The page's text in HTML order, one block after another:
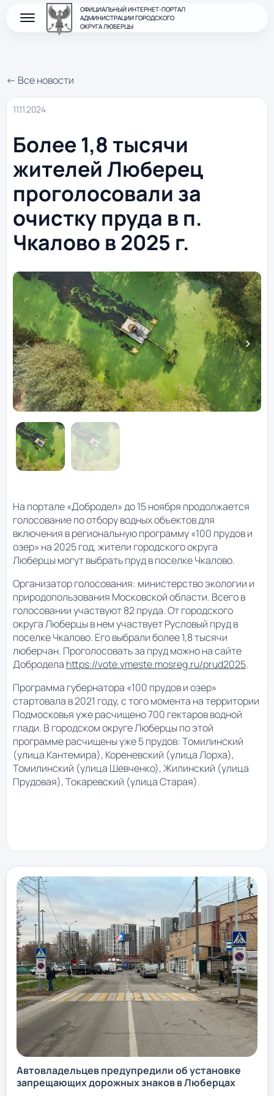
ОФИЦИАЛЬНЫЙ ИНТЕРНЕТ-ПОРТАЛ
АДМИНИСТРАЦИИ ГОРОДСКОГО
ОКРУГА ЛЮБЕРЦЫ
← Все новости
11.11.2024
Более 1,8 тысячи
жителей Люберец
проголосовали за
очистку пруда в п.
Чкалово в 2025 г.
На портале «Добродел» до 15 ноября продолжается
голосование по отбору водных объектов для
включения в региональную программу «100 прудов и
озер» на 2025 год, жители городского округа
Люберцы могут выбрать пруд в поселке Чкалово.
Организатор голосования: министерство экологии и
природопользования Московской области. Всего в
голосовании участвуют 82 пруда. От городского
округа Люберцы в нем участвует Русловый пруд в
поселке Чкалово. Его выбрали более 1,8 тысячи
люберчан. Проголосовать за пруд можно на сайте
Добродела https://vote.vmeste.mosreg.ru/prud2025.
Программа губернатора «100 прудов и озер»
стартовала в 2021 году, с того момента на территории
Подмосковья уже расчищено 700 гектаров водной
глади. В городском округе Люберцы по этой
программе расчищены уже 5 прудов: Томилинский
(улица Кантемира), Кореневский (улица Лорха),
Томилинский (улица Шевченко), Жилинский (улица
Прудовая), Токаревский (улица Старая).
Автовладельцев предупредили об установке
запрещающих дорожных знаков в Люберцах